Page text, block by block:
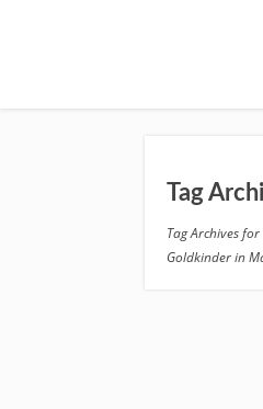
Tag
Tag Archives
Goldkinder in